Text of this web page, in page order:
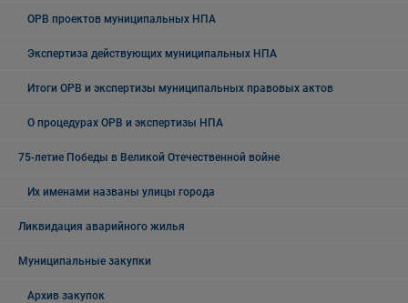
ОРВ проектов муниципальных НПА
Экспертиза действующих муниципальных НПА
Итоги ОРВ и экспертизы муниципальных правовых актов
О процедурах ОРВ и экспертизы НПА
75-летие Победы в Великой Отечественной войне
Их именами названы улицы города
Ликвидация аварийного жилья
Муниципальные закупки
Архив закупок